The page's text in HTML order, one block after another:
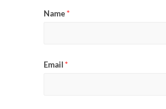
Name*
Email*